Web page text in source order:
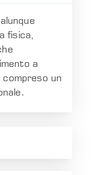
fisica,
a
un